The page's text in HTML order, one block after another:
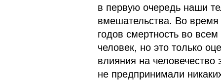
в первую очередь наши
вмешательства. Во время
годов смертность во
человек, но это только
влияния на человечество
не предпринимали